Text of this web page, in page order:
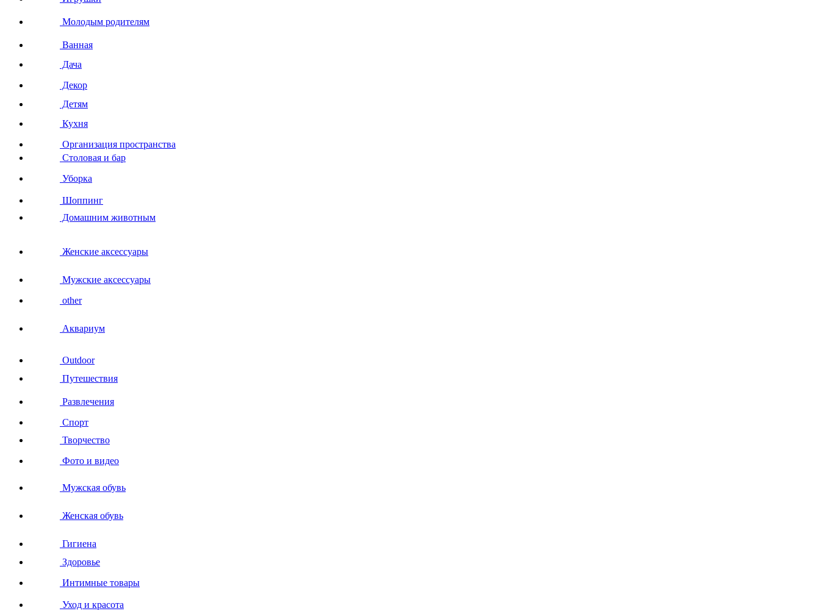
Молодым родителям
Ванная
Дача
Декор
Детям
Кухня
Организация пространства
Столовая и бар
Уборка
Шоппинг
Домашним животным
Женские аксессуары
Мужские аксессуары
other
Аквариум
Outdoor
Путешествия
Развлечения
Спорт
Творчество
Фото и видео
Мужская обувь
Женская обувь
Гигиена
Здоровье
Интимные товары
Уход и красота